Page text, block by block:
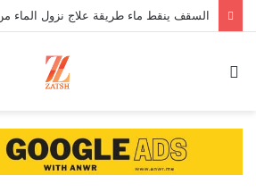
السقف ينقط ماء طريقة علاج نزول الماء